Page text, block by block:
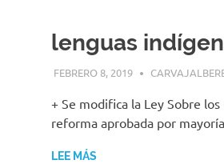
lenguas
FEBRERO 8, 2019
+ Se modifica la Ley Sobre
reforma aprobada por
LEE MÁS